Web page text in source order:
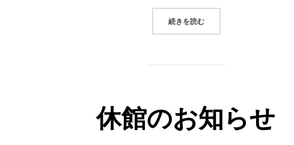
続きを読む“はじめてのオリンピック”
休館のお知らせ